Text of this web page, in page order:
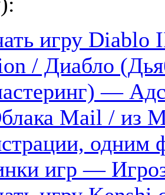
игру
/ Диабло
—
Mail / из
одним
игр —